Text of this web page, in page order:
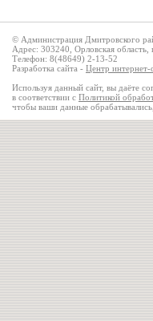
© Администрация Дмитровского
Адрес: 303240, Орловская область,
Телефон: 8(48649) 2-13-52
Разработка сайта - Центр интернет-
Используя данный сайт, вы даёте
в соответствии с Политикой
чтобы ваши данные